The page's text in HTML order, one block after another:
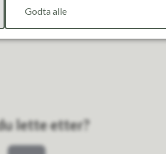
og lydopptak under dagens
lette etter?
Godta alle